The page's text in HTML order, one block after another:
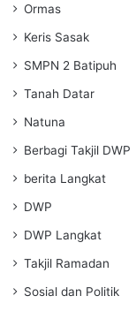
Ormas
Keris Sasak
SMPN 2 Batipuh
Tanah Datar
Natuna
Berbagi Takjil DWP
berita Langkat
DWP
DWP Langkat
Takjil Ramadan
Sosial dan Politik